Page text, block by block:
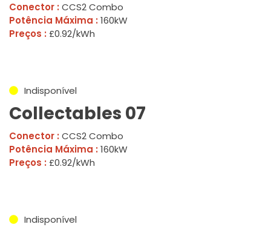
Conector : CCS2 Combo
Potência Máxima : 160kW
Preços : £0.92/kWh
Indisponível
Collectables 07
Conector : CCS2 Combo
Potência Máxima : 160kW
Preços : £0.92/kWh
Indisponível